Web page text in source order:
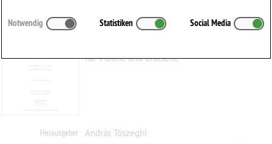
Adagio C-Dur, BWV 1005/BWV 968
für Violine und Bratsche
Herausgeber András Tószeghi
Notwendig Statistiken Social Media